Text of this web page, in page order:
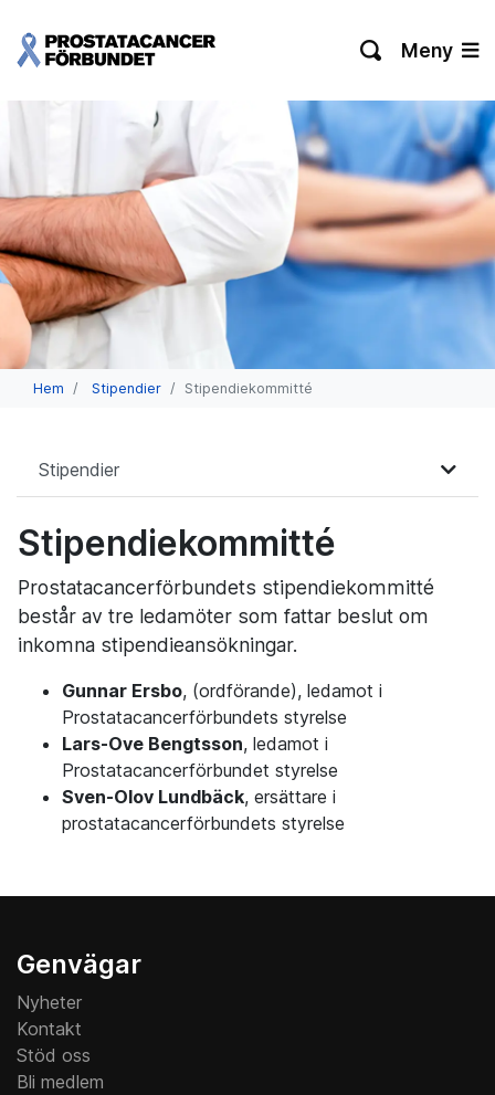
Meny
Hem Stipendier Stipendiekommitté
Stipendier
Stipendiekommitté
Prostatacancerförbundets stipendiekommitté
består av tre ledamöter som fattar beslut om
inkomna stipendieansökningar.
Gunnar Ersbo, (ordförande), ledamot i
Prostatacancerförbundets styrelse
Lars-Ove Bengtsson, ledamot i
Prostatacancerförbundet styrelse
Sven-Olov Lundbäck, ersättare i
prostatacancerförbundets styrelse
Genvägar
Nyheter
Kontakt
Stöd oss
Bli medlem